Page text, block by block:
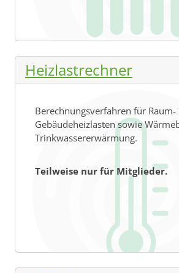
Heizlastrechner
Berechnungsverfahren für Raum-
Gebäudeheizlasten sowie
Trinkwassererwärmung.
Teilweise nur für Mitglieder.